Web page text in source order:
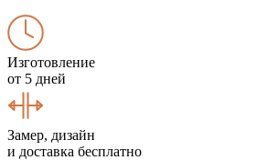
Изготовление
от 5 дней
Замер, дизайн
и доставка бесплатно